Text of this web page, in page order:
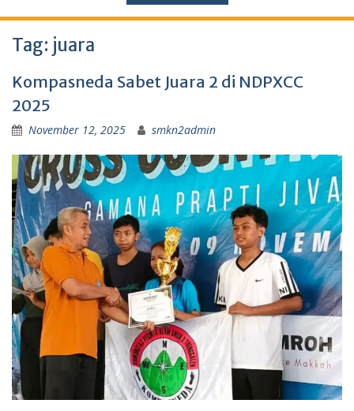
Tag: juara
Kompasneda Sabet Juara 2 di NDPXCC
2025
November 12, 2025 smkn2admin